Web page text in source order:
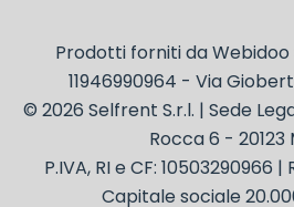
Prodotti forniti da Webidoo
11946990964 - Via
© 2026 Selfrent S.r.l. | Sede
Rocca 6 - 20123
P.IVA, RI e CF: 10503290966
Capitale sociale